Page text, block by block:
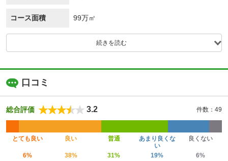
コース面積 99万㎡
続きを読む
口コミ
総合評価 3.2 件数：49
とても良い 良い 普通
あまり良くな
い
良くない
6% 38% 31% 19% 6%